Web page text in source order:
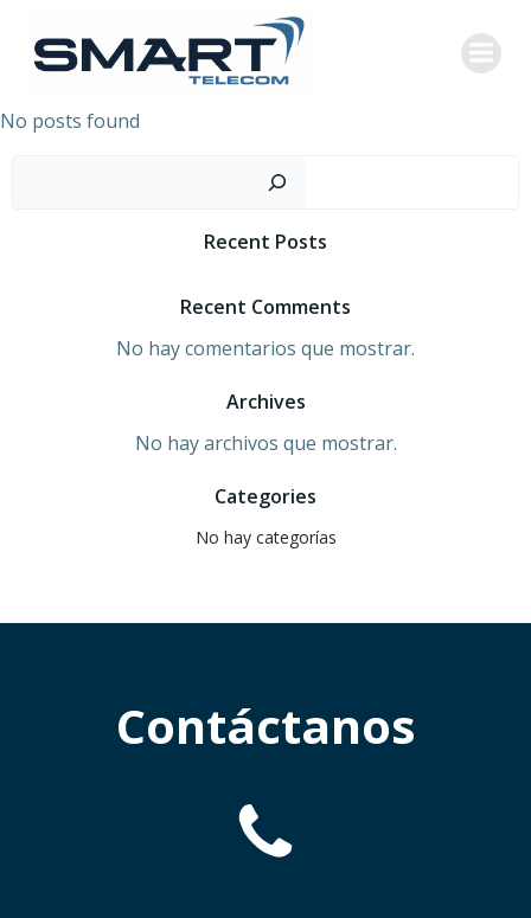
Saltar
al
contenido
No posts found
Buscar
Recent Posts
Recent Comments
No hay comentarios que mostrar.
Archives
No hay archivos que mostrar.
Categories
No hay categorías
Contáctanos